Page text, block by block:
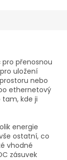
pro přenosnou
uložení
nebo
ethernetový
kde ji
energie
ostatní, co
vhodné
zásuvek